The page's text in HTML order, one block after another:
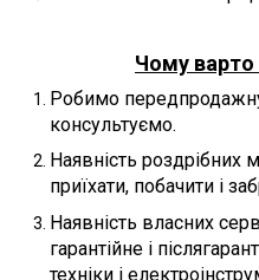
Чому варто
Робимо
консультуємо.
Наявність роздрібних
приїхати, побачити і
Наявність власних
гарантійне і
техніки і